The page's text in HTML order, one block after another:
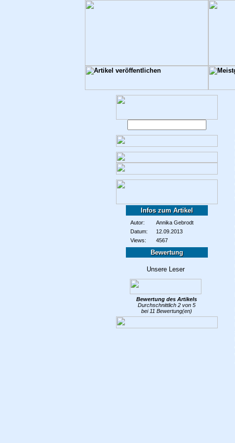
Infos zum Artikel
Autor:
Annika Gebrodt
Datum:
12.09.2013
Views:
4567
Bewertung
Bewertung des Artikels
Durchschnittlich 2 von 5
bei 11 Bewertung(en)